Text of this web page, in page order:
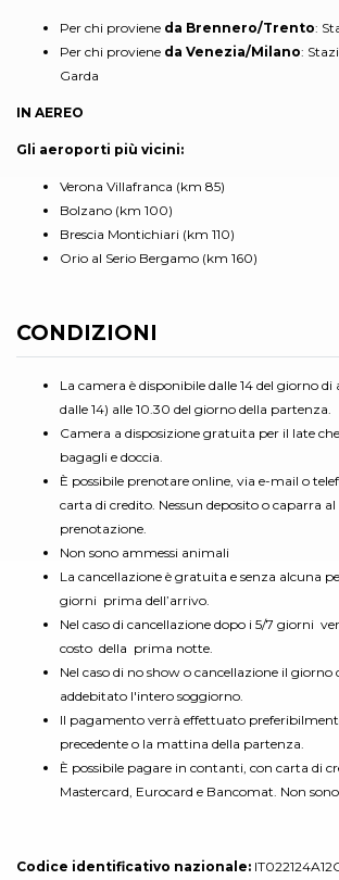
Per chi proviene da Brennero/Trento:
Per chi proviene da Venezia/Milano:
Garda
IN AEREO
Gli aeroporti più vicini:
Verona Villafranca (km 85)
Bolzano (km 100)
Brescia Montichiari (km 110)
Orio al Serio Bergamo (km 160)
CONDIZIONI
La camera è disponibile dalle 14 del giorno
dalle 14) alle 10.30 del giorno della partenza.
Camera a disposizione gratuita per il late
bagagli e doccia.
È possibile prenotare online, via e-mail o
carta di credito. Nessun deposito o caparra
prenotazione.
Non sono ammessi animali
La cancellazione è gratuita e senza alcuna
giorni prima dell’arrivo.
Nel caso di cancellazione dopo i 5/7 giorni
costo della prima notte.
Nel caso di no show o cancellazione il giorno
addebitato l'intero soggiorno.
Il pagamento verrà effettuato
precedente o la mattina della partenza.
È possibile pagare in contanti, con carta di
Mastercard, Eurocard e Bancomat. Non
Codice identificativo nazionale: